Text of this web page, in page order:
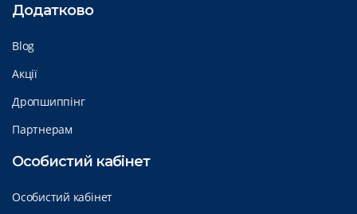
Додатково
Blog
Акції
Дропшиппінг
Партнерам
Особистий кабінет
Особистий кабінет